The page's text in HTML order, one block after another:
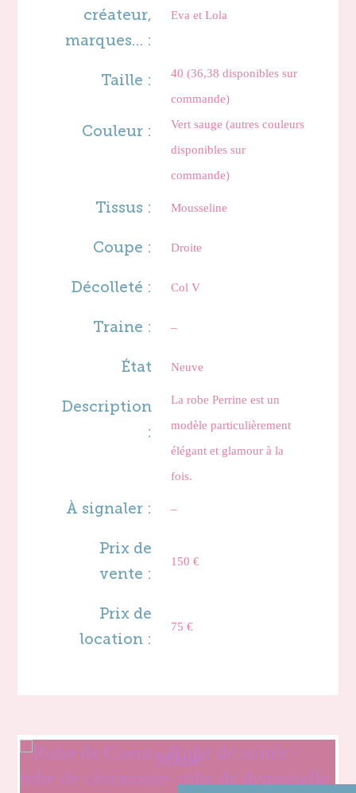
créateur,
marques… :
Eva et Lola
Taille :
40 (36,38 disponibles sur
commande)
Couleur :
Vert sauge (autres couleurs
disponibles sur
commande)
Tissus : Mousseline
Coupe : Droite
Décolleté : Col V
Traine : –
État Neuve
Description
:
La robe Perrine est un
modèle particulièrement
élégant et glamour à la
fois.
À signaler : –
Prix de
vente :
150 €
Prix de
location :
75 €
Malie